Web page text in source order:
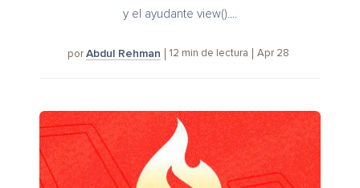
y el ayudante view()....
por Abdul Rehman 12 min de lectura Apr 28